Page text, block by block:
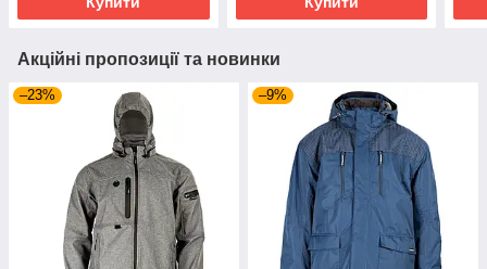
Акційні пропозиції та новинки
–23% –9%